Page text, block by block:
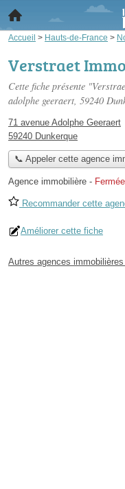
Accueil > Hauts-de-France >
Verstraet Immo
Cette fiche présente
adolphe geeraert, 59240
71 avenue Adolphe Geeraert
59240 Dunkerque
📞 Appeler cette agence
Agence immobilière -
Recommander cette
Améliorer cette fiche
Autres agences